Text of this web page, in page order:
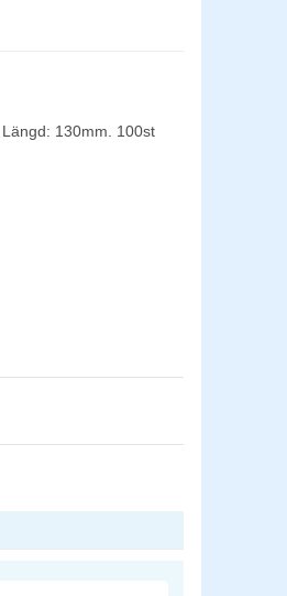
130mm. 100st